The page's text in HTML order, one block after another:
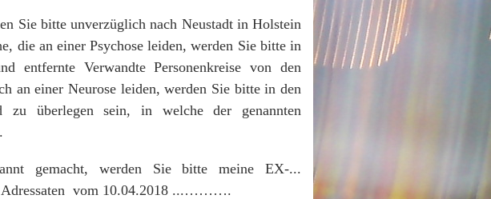
Sie bitte unverzüglich nach Neustadt in Holstein
die an einer Psychose leiden, werden Sie bitte in
entfernte Verwandte Personenkreise von den
an einer Neurose leiden, werden Sie bitte in den
zu überlegen sein, in welche der genannten
gemacht, werden Sie bitte meine EX-...
vom 10.04.2018 ...……….